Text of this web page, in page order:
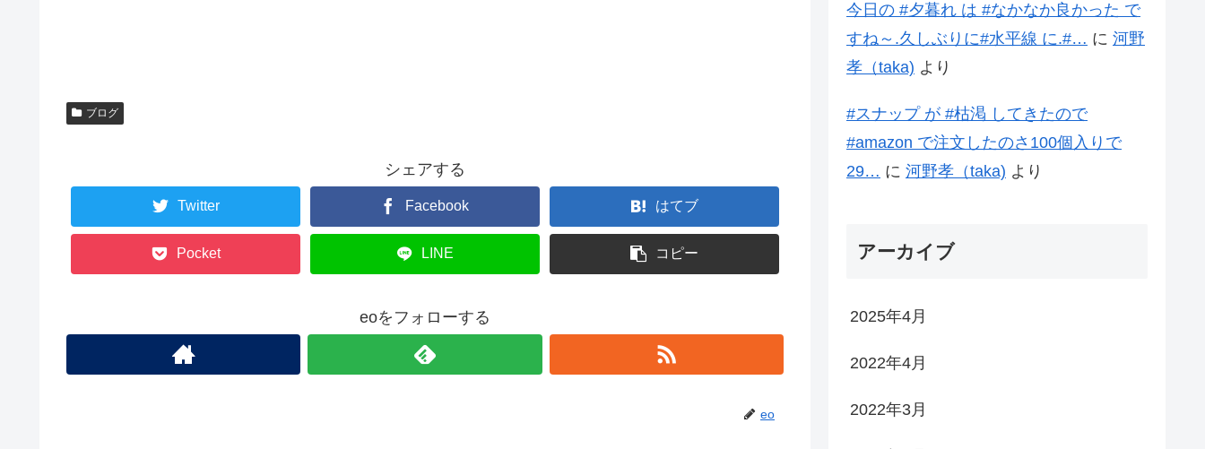
ブログ
シェアする
Twitter Facebook はてブ
Pocket LINE コピー
eoをフォローする
eo
今日の #夕暮れ は #なかなか良かった で
すね～.久しぶりに#水平線 に.#… に 河野
孝（taka) より
#スナップ が #枯渇 してきたので
#amazon で注文したのさ100個入りで
29… に 河野孝（taka) より
アーカイブ
2025年4月
2022年4月
2022年3月